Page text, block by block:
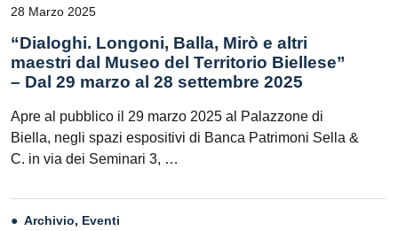
28 Marzo 2025
“Dialoghi. Longoni, Balla, Mirò e altri
maestri dal Museo del Territorio Biellese”
– Dal 29 marzo al 28 settembre 2025
Apre al pubblico il 29 marzo 2025 al Palazzone di
Biella, negli spazi espositivi di Banca Patrimoni Sella &
C. in via dei Seminari 3, …
Archivio, Eventi